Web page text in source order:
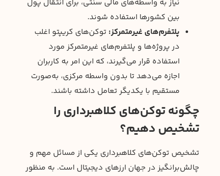
نیاز به واسطه‌های مالی سنتی، برای انتقال پول
بین کشورها استفاده شوند.
پلتفرم‌های غیرمتمرکز: توکن‌های کریپتو اغلب
در پروژه‌ها و پلتفرم‌های غیرمتمرکز مورد
استفاده قرار می‌گیرند، که این امر به کاربران
اجازه می‌دهد تا بدون واسطه مرکزی، به‌صورت
مستقیم با یکدیگر تعامل داشته باشند.
چگونه توکن‌های کلاهبرداری را
تشخیص دهیم؟
تشخیص توکن‌های کلاهبرداری یکی از مسائل مهم و
چالش‌برانگیز در جهان ارزهای دیجیتال است. به منظور